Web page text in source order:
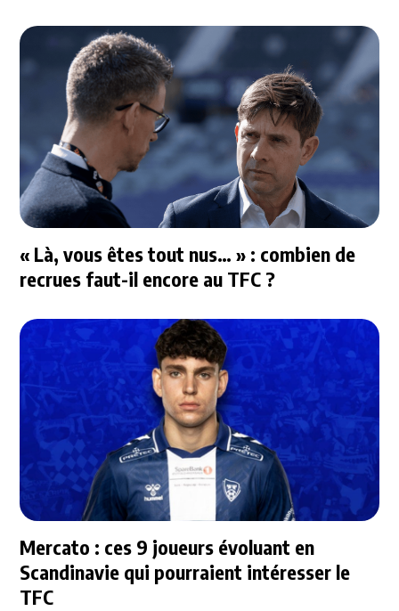
« Là, vous êtes tout nus… » : combien de
recrues faut-il encore au TFC ?
Mercato : ces 9 joueurs évoluant en
Scandinavie qui pourraient intéresser le
TFC